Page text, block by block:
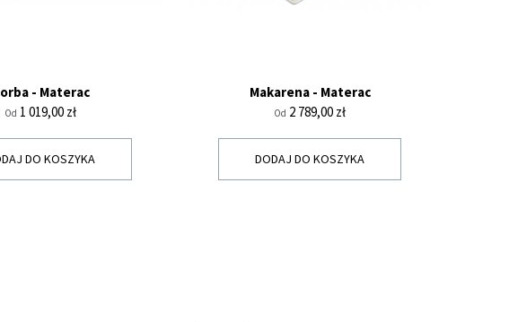
- Materac
Od Cena
1 019,00 zł
DO KOSZYKA
Makarena - Materac
Od Cena
2 789,00 zł
DODAJ DO KOSZYKA